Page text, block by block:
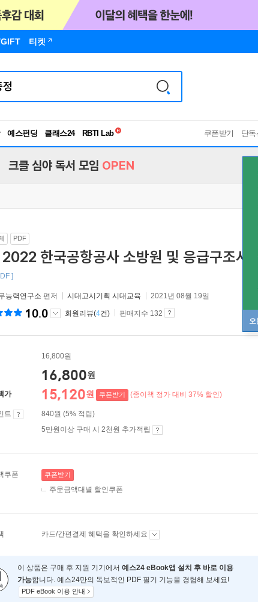
티켓
예스펀딩 클래스24
독서유형검사
쿠폰받기 단
크클 심야 독서 모임 OPEN
PDF
2022 한국공항공사 소방원 및 응급구조사
]
능력연구소 편저 시대고시기획 시대교육 2021년 08월 19일
10.0 회원리뷰(4건) 판매지수 132
16,800원
16,800원
가 15,120원 쿠폰받기 (종이책 정가 대비 37% 할인)
트
840원 (5% 적립)
5만원이상 구매 시 2천원 추가적립
쿠폰 쿠폰받기
주문금액대별 할인쿠폰
카드/간편결제 혜택을 확인하세요
이 상품은 구매 후 지원 기기에서 예스24 eBook앱 설치 후 바로 이용
가능합니다. 예스24만의 독보적인 PDF 필기 기능을 경험해 보세요!
PDF eBook 이용 안내